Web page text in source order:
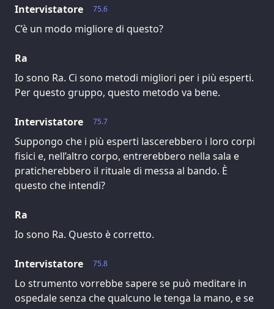
75.6
Intervistatore
C’è un modo migliore di questo?
Ra
Io sono Ra. Ci sono metodi migliori per i più esperti.
Per questo gruppo, questo metodo va bene.
75.7
Intervistatore
Suppongo che i più esperti lascerebbero i loro corpi
fisici e, nell’altro corpo, entrerebbero nella sala e
praticherebbero il rituale di messa al bando. È
questo che intendi?
Ra
Io sono Ra. Questo è corretto.
75.8
Intervistatore
Lo strumento vorrebbe sapere se può meditare in
ospedale senza che qualcuno le tenga la mano, e se